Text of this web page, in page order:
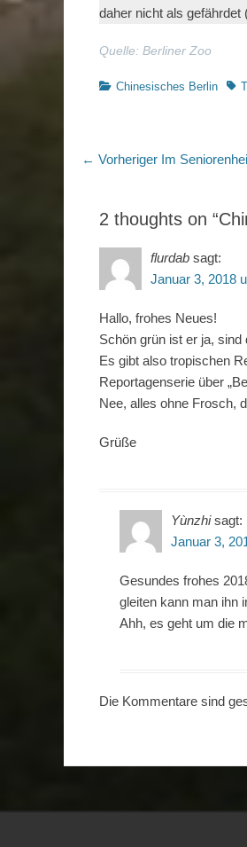
daher nicht als gefährdet
Quelle: Berliner Zoo
Kategorien
Chinesisches Berlin
← Vorheriger Vorheriger
Im
2 thoughts on
flurdab sagt:
Januar 3, 2018
Hallo, frohes Neues!
Schön grün ist er ja, sind
Es gibt also tropischen
Reportagenserie über
Nee, alles ohne Frosch,
Grüße
Yùnzhi sagt:
Januar 3,
Gesundes frohes
gleiten kann man ihn
Ahh, es geht um die
Die Kommentare sind